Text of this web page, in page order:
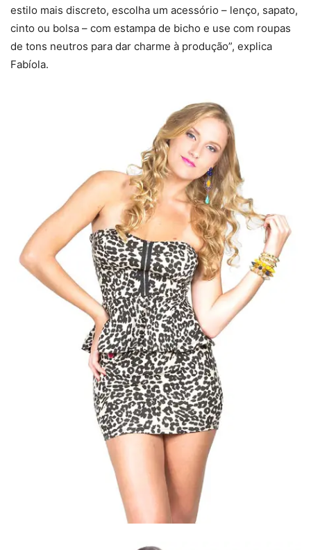
estilo mais discreto, escolha um acessório – lenço, sapato,
cinto ou bolsa – com estampa de bicho e use com roupas
de tons neutros para dar charme à produção”, explica
Fabíola.